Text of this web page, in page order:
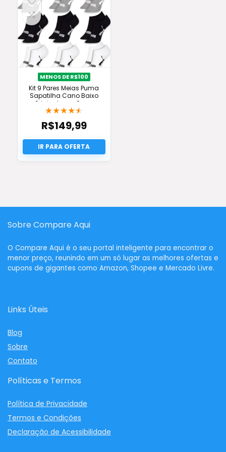
MENOS DE R$100
Kit 9 Pares Meias Puma
Sapatilha Cano Baixo
Original com Super
Desconto
★★★★★
R$149,99
Sobre Compare Aqui
O Compare Aqui é o seu portal inteligente para encontrar o
menor preço, reunindo em um só lugar as melhores ofertas e
cupons de gigantes como Amazon, Shopee e Mercado Livre.
Links Úteis
Blog
Sobre
Contato
Políticas e Termos
Política de Privacidade
Termos e Condições
Declaração de Acessibilidade